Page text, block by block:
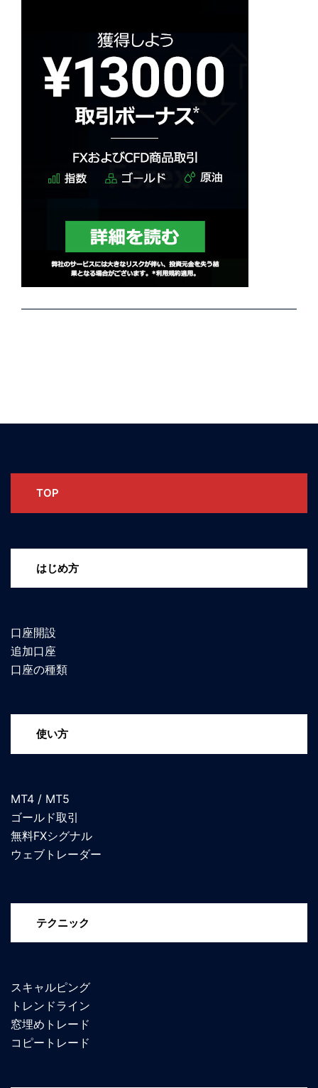
TOP
はじめ方
口座開設
追加口座
口座の種類
使い方
MT4 / MT5
ゴールド取引
無料FXシグナル
ウェブトレーダー
テクニック
スキャルピング
トレンドライン
窓埋めトレード
コピートレード